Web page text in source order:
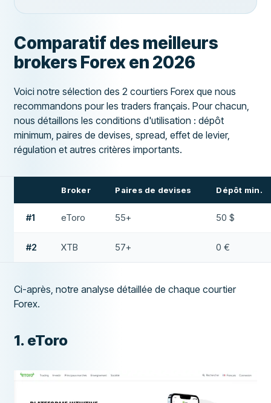
Comparatif des meilleurs
brokers Forex en 2026
Voici notre sélection des 2 courtiers Forex que nous
recommandons pour les traders français. Pour chacun,
nous détaillons les conditions d'utilisation : dépôt
minimum, paires de devises, spread, effet de levier,
régulation et autres critères importants.
Broker Paires de devises Dépôt min.
#1 eToro 55+ 50 $
#2 XTB 57+ 0 €
Ci-après, notre analyse détaillée de chaque courtier
Forex.
1. eToro